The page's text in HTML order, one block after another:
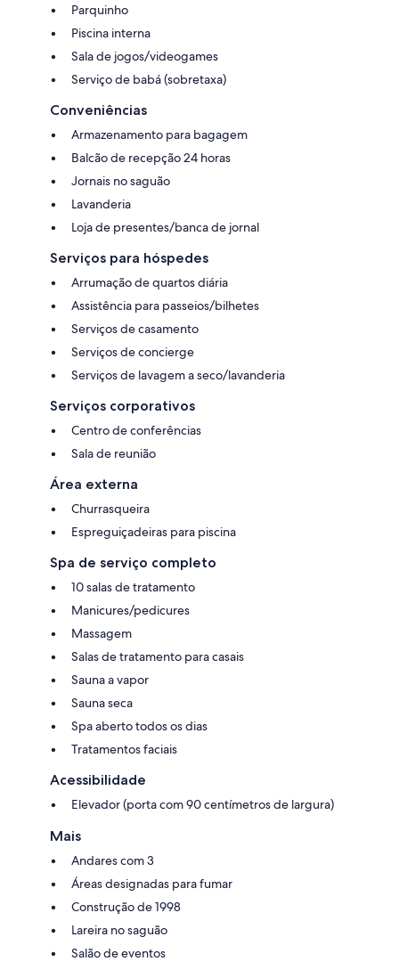
Parquinho
Piscina interna
Sala de jogos/videogames
Serviço de babá (sobretaxa)
Conveniências
Armazenamento para bagagem
Balcão de recepção 24 horas
Jornais no saguão
Lavanderia
Loja de presentes/banca de jornal
Serviços para hóspedes
Arrumação de quartos diária
Assistência para passeios/bilhetes
Serviços de casamento
Serviços de concierge
Serviços de lavagem a seco/lavanderia
Serviços corporativos
Centro de conferências
Sala de reunião
Área externa
Churrasqueira
Espreguiçadeiras para piscina
Spa de serviço completo
10 salas de tratamento
Manicures/pedicures
Massagem
Salas de tratamento para casais
Sauna a vapor
Sauna seca
Spa aberto todos os dias
Tratamentos faciais
Acessibilidade
Elevador (porta com 90 centímetros de largura)
Mais
Andares com 3
Áreas designadas para fumar
Construção de 1998
Lareira no saguão
Salão de eventos